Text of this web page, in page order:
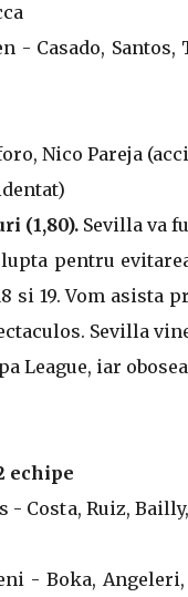
- Casado,
Nico Pareja
(1,80).Sevilla va
pentru
si 19. Vom asista
Sevilla
League, iar
echipe
- Costa, Ruiz,
- Boka,